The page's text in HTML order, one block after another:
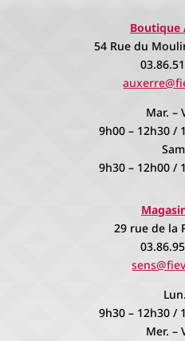
Boutique
54 Rue du
Mar. –
9h00 – 12h30 /
9h30 – 12h00 /
29 rue de la
9h30 – 12h30 /
Mer. –